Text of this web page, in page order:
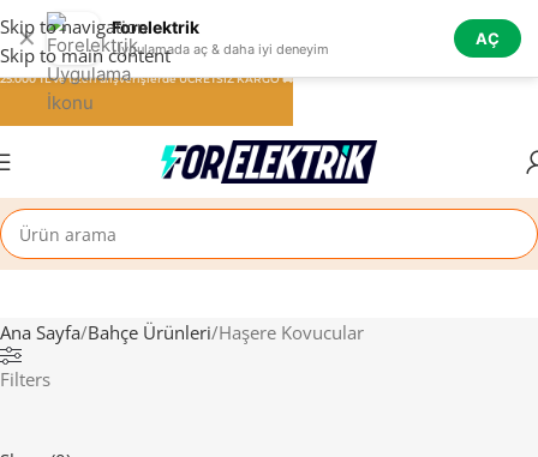
✕ Forelektrik
Uygulamada aç & daha iyi deneyim
AÇ
Skip to navigation
Skip to main content
Ana Sayfa Bahçe Ürünleri Haşere Kovucular
Filters
25.000 TL ve üzeri alışverişlerde ÜCRETSİZ KARGO 🚚